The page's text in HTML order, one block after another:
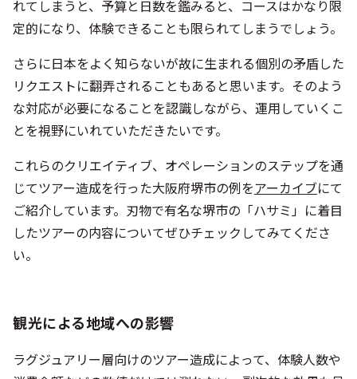
な対応が必要になることを認識しながら、運用していくこ
とを視野にいれていただきたいです。
これらのクリエイティブ、オペレーションのステップを通
じてツアー造成を行った大阪府堺市の例をアーカイブにて
ご紹介しています。刃物で有名な堺市の「ハサミ」に着目
したツアーの内容についてぜひチェックしてみてくださ
い。
観光による地域への影響
ラグジュアリー層向けのツアー造成によって、体験人数や
頓されたり、自発的に商品をディスプレイや値段表記がさ
れたり。